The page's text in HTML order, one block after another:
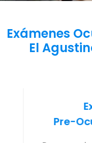
Exámenes
El